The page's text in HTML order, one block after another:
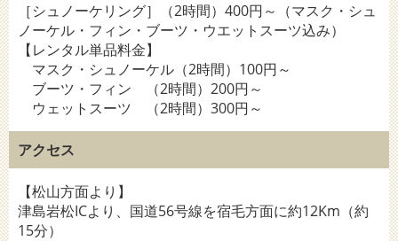
［シュノーケリング］（2時間）400円～（マスク・シュ
ノーケル・フィン・ブーツ・ウエットスーツ込み）
【レンタル単品料金】
マスク・シュノーケル（2時間）100円～
ブーツ・フィン （2時間）200円～
ウェットスーツ （2時間）300円～
アクセス
【松山方面より】
津島岩松ICより、国道56号線を宿毛方面に約12Km（約
15分）